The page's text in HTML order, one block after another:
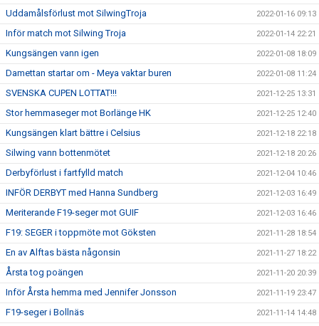
Uddamålsförlust mot SilwingTroja 2022-01-16 09:13
Inför match mot Silwing Troja 2022-01-14 22:21
Kungsängen vann igen 2022-01-08 18:09
Damettan startar om - Meya vaktar buren 2022-01-08 11:24
SVENSKA CUPEN LOTTAT!!! 2021-12-25 13:31
Stor hemmaseger mot Borlänge HK 2021-12-25 12:40
Kungsängen klart bättre i Celsius 2021-12-18 22:18
Silwing vann bottenmötet 2021-12-18 20:26
Derbyförlust i fartfylld match 2021-12-04 10:46
INFÖR DERBYT med Hanna Sundberg 2021-12-03 16:49
Meriterande F19-seger mot GUIF 2021-12-03 16:46
F19: SEGER i toppmöte mot Göksten 2021-11-28 18:54
En av Alftas bästa någonsin 2021-11-27 18:22
Årsta tog poängen 2021-11-20 20:39
Inför Årsta hemma med Jennifer Jonsson 2021-11-19 23:47
F19-seger i Bollnäs 2021-11-14 14:48